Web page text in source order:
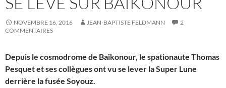
NOVEMBRE 16, 2016 JEAN-BAPTISTE FELDMANN
2
COMMENTAIRES
Depuis le cosmodrome de Baïkonour, le spationaute Thomas
Pesquet et ses collègues ont vu se lever la Super Lune
derrière la fusée Soyouz.